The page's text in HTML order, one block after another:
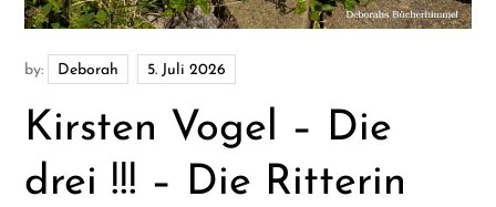
by: Deborah
Kirsten Vogel – Die
drei !!! – Die Ritterin